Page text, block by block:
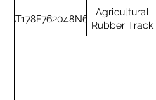
AT178F762048N61
Agricultural
Rubber Track